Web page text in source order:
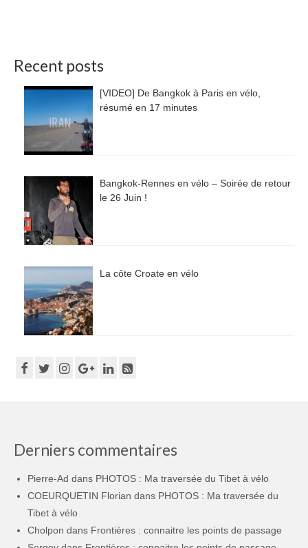
Recent posts
[VIDEO] De Bangkok à Paris en vélo,
résumé en 17 minutes
Bangkok-Rennes en vélo – Soirée de retour
le 26 Juin !
La côte Croate en vélo
Derniers commentaires
Pierre-Ad dans PHOTOS : Ma traversée du Tibet à vélo
COEURQUETIN Florian dans PHOTOS : Ma traversée du
Tibet à vélo
Cholpon dans Frontières : connaitre les points de passage